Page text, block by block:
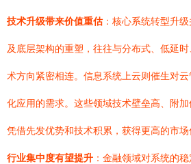
技术升级带来价值重估：核心系统转型升
及底层架构的重塑，往往与分布式、低延
术方向紧密相连。信息系统上云则催生对
化应用的需求。这些领域技术壁垒高、附
凭借先发优势和技术积累，获得更高的市场
行业集中度有望提升 ：金融领域对系统的